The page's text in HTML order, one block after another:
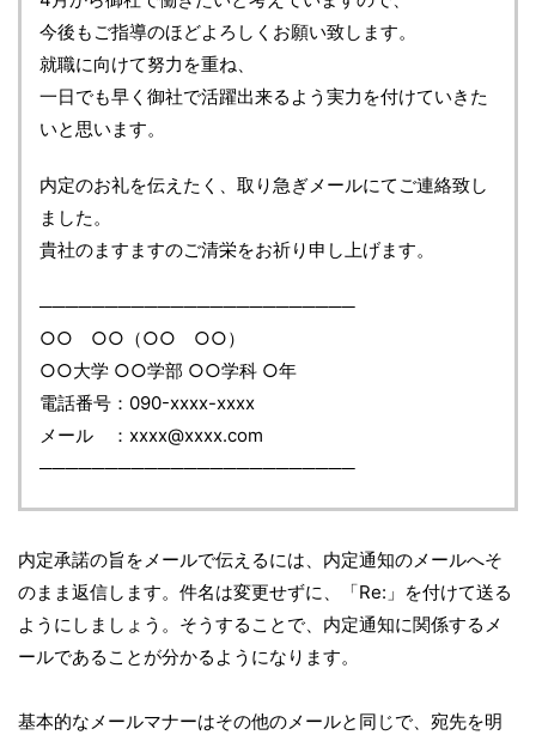
今後もご指導のほどよろしくお願い致します。
就職に向けて努力を重ね、
一日でも早く御社で活躍出来るよう実力を付けていきた
いと思います。
内定のお礼を伝えたく、取り急ぎメールにてご連絡致し
ました。
貴社のますますのご清栄をお祈り申し上げます。
────────────────────────
○○ ○○（○○ ○○）
○○大学 ○○学部 ○○学科 ○年
電話番号：090-xxxx-xxxx
メール ：xxxx@xxxx.com
────────────────────────
内定承諾の旨をメールで伝えるには、内定通知のメールへそ
のまま返信します。件名は変更せずに、「Re:」を付けて送る
ようにしましょう。そうすることで、内定通知に関係するメ
ールであることが分かるようになります。
基本的なメールマナーはその他のメールと同じで、宛先を明